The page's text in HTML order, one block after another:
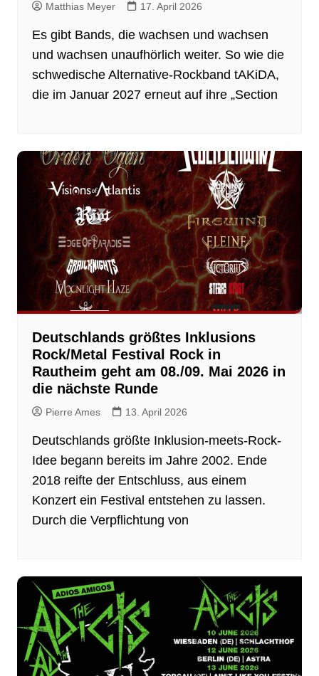
Matthias Meyer 17. April 2026
Es gibt Bands, die wachsen und wachsen
und wachsen unaufhörlich weiter. So wie die
schwedische Alternative-Rockband tAKiDA,
die im Januar 2027 erneut auf ihre „Section
Deutschlands größtes Inklusions
Rock/Metal Festival Rock in
Rautheim geht am 08./09. Mai 2026 in
die nächste Runde
Pierre Ames 13. April 2026
Deutschlands größte Inklusion-meets-Rock-
Idee begann bereits im Jahre 2002. Ende
2018 reifte der Entschluss, aus einem
Konzert ein Festival entstehen zu lassen.
Durch die Verpflichtung von